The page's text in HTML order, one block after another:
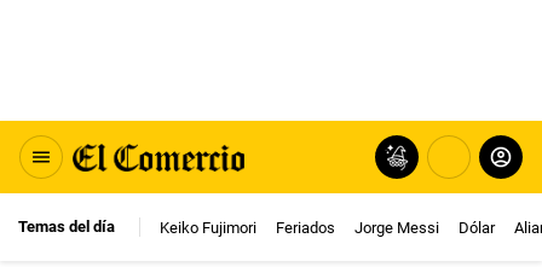
Temas del día Keiko Fujimori Feriados Jorge Messi Dólar